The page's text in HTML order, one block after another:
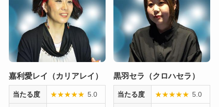
嘉利愛レイ（カリアレイ）
当たる度 ★★★★★ 5.0
黒羽セラ（クロハセラ）
当たる度 ★★★★★ 5.0